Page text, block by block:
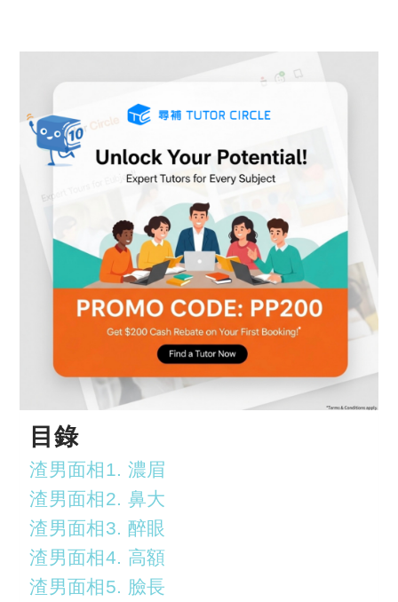
目錄
渣男面相1. 濃眉
渣男面相2. 鼻大
渣男面相3. 醉眼
渣男面相4. 高額
渣男面相5. 臉長